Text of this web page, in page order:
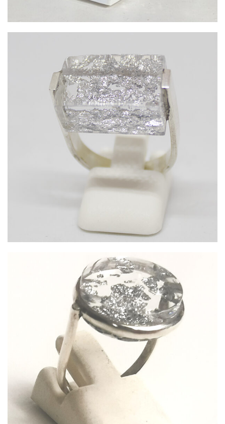
Bague Argent / Pépites Argent
99,00€
Bague Albane
99,00